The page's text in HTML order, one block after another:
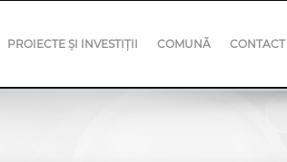
PROIECTE ȘI INVESTIȚII COMUNĂ CONTACT